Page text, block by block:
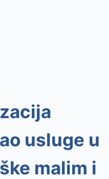
usluge u
malim i